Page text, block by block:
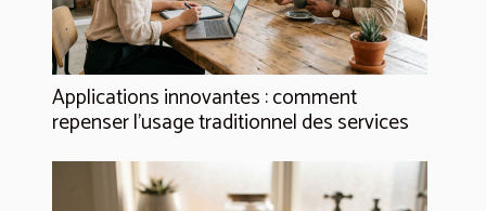
Applications innovantes : comment
repenser l’usage traditionnel des services